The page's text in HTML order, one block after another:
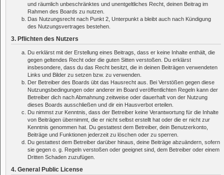
und räumlich unbeschränktes und unentgeltliches Recht, deinen Beitrag im
Rahmen des Boards zu nutzen.
Das Nutzungsrecht nach Punkt 2, Unterpunkt a bleibt auch nach Kündigung
des Nutzungsvertrages bestehen.
3. Pflichten des Nutzers
Du erklärst mit der Erstellung eines Beitrags, dass er keine Inhalte enthält, die
gegen geltendes Recht oder die guten Sitten verstoßen. Du erklärst
insbesondere, dass du das Recht besitzt, die in deinen Beiträgen verwendeten
Links und Bilder zu setzen bzw. zu verwenden.
Der Betreiber des Boards übt das Hausrecht aus. Bei Verstößen gegen diese
Nutzungsbedingungen oder anderer im Board veröffentlichten Regeln kann der
Betreiber dich nach Abmahnung zeitweise oder dauerhaft von der Nutzung
dieses Boards ausschließen und dir ein Hausverbot erteilen.
Du nimmst zur Kenntnis, dass der Betreiber keine Verantwortung für die Inhalte
von Beiträgen übernimmt, die er nicht selbst erstellt hat oder die er nicht zur
Kenntnis genommen hat. Du gestattest dem Betreiber, dein Benutzerkonto,
Beiträge und Funktionen jederzeit zu löschen oder zu sperren.
Du gestattest dem Betreiber darüber hinaus, deine Beiträge abzuändern, sofern
sie gegen o. g. Regeln verstoßen oder geeignet sind, dem Betreiber oder einem
Dritten Schaden zuzufügen.
4. General Public License